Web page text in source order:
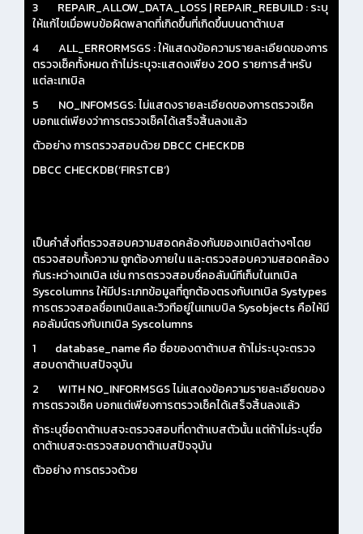
3 REPAIR_ALLOW_DATA_LOSS | REPAIR_REBUILD : ระบุ
ให้แก้ไขเมื่อพบข้อผิดพลาดที่เกิดขึ้นที่เกิดขึ้นบนดาต้าเบส
4 ALL_ERRORMSGS : ให้แสดงข้อความรายละเอียดของการ
ตรวจเช็คทั้งหมด ถ้าไม่ระบุจะแสดงเพียง 200 รายการสำหรับ
แต่ละเทเบิล
5 NO_INFOMSGS: ไม่แสดงรายละเอียดของการตรวจเช็ค
บอกแต่เพียงว่าการตรวจเช็คได้เสร็จสิ้นลงแล้ว
ตัวอย่าง การตรวจสอบด้วย DBCC CHECKDB
DBCC CHECKDB(‘FIRSTCB’)
เป็นคำสั่งที่ตรวจสอบความสอดคล้องกันของเทเบิลต่างๆโดย
ตรวจสอบทั้งความ ถูกต้องภายใน และตรวจสอบความสอดคล้อง
กันระหว่างเทเบิล เช่น การตรวจสอบชื่คอลัมน์ทีเก็บในเทเบิล
Syscolumns ให้มีประเภทข้อมูลที่ถูกต้องตรงกับเทเบิล Systypes
การตรวจสอลชื่อเทเบิลและวิวทีอยู่ในเทเบบิล Sysobjects คือให้มี
คอลัมน์ตรงกับเทเบิล Syscolumns
1 database_name คือ ชื่อของดาต้าเบส ถ้าไม่ระบุจะตรวจ
สอบดาต้าเบสปัจจุบัน
2 WITH NO_INFORMSGS ไม่แสดงข้อความรายละเอียดของ
การตรวจเช็ค บอกแต่เพียงการตรวจเช็คได้เสร็จสิ้นลงแล้ว
ถ้าระบุชื่อดาต้าเบสจะตรวจสอบที่ดาต้าเบสตัวนั้น แต่ถ้าไม่ระบุชื่อ
ดาต้าเบสจะตรวจสอบดาต้าเบสปัจจุบัน
ตัวอย่าง การตรวจด้วย